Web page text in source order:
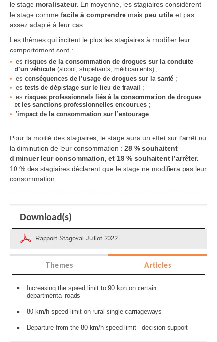
le stage moralisateur. En moyenne, les stagiaires considèrent
le stage comme facile à comprendre mais peu utile et pas
assez adapté à leur cas.
Les thèmes qui incitent le plus les stagiaires à modifier leur
comportement sont :
les risques de la consommation de drogues sur la conduite
d’un véhicule (alcool, stupéfiants, médicaments) ;
les conséquences de l’usage de drogues sur la santé ;
les tests de dépistage sur le lieu de travail
;
les risques professionnels liés à la consommation de drogues
et les sanctions professionnelles encourues ;
l’impact de la consommation sur l’entourage.
Pour la moitié des stagiaires, le stage aura un effet sur l’arrêt ou
la diminution de leur consommation : 28 % souhaitent
diminuer leur consommation, et 19 % souhaitent l’arrêter.
10 % des stagiaires déclarent que le stage ne modifiera pas leur
consommation.
Download(s)
Rapport Stageval Juillet 2022
Themes Articles
Increasing the speed limit to 90 kph on certain
departmental roads
80 km/h speed limit on rural single carriageways
Departure from the 80 km/h speed limit : decision support